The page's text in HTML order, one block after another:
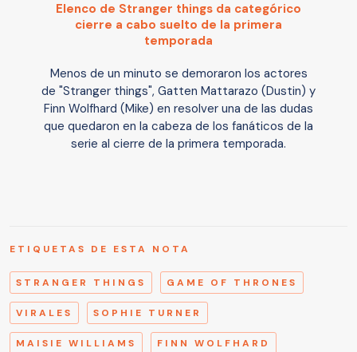
Elenco de Stranger things da categórico
cierre a cabo suelto de la primera
temporada
Menos de un minuto se demoraron los actores
de "Stranger things", Gatten Mattarazo (Dustin) y
Finn Wolfhard (Mike) en resolver una de las dudas
que quedaron en la cabeza de los fanáticos de la
serie al cierre de la primera temporada.
ETIQUETAS DE ESTA NOTA
STRANGER THINGS GAME OF THRONES
VIRALES SOPHIE TURNER
MAISIE WILLIAMS FINN WOLFHARD